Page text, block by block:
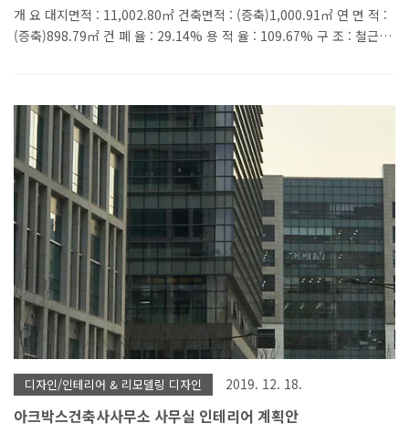
개 요 대지면적 : 11,002.80㎡ 건축면적 : (증축)1,000.91㎡ 연 면 적 :
(증축)898.79㎡ 건 폐 율 : 29.14% 용 적 율 : 109.67% 구 조 : 철근콘
일 건축설계 BIM 설계 및 컨설팅 BIM ADD ON 개발 파라메트릭 디자
디자인/인테리어 & 리모델링 디자인 2019. 12. 18.
아크박스건축사사무소 사무실 인테리어 계획안